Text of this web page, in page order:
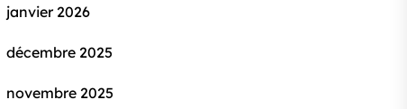
janvier 2026
décembre 2025
novembre 2025